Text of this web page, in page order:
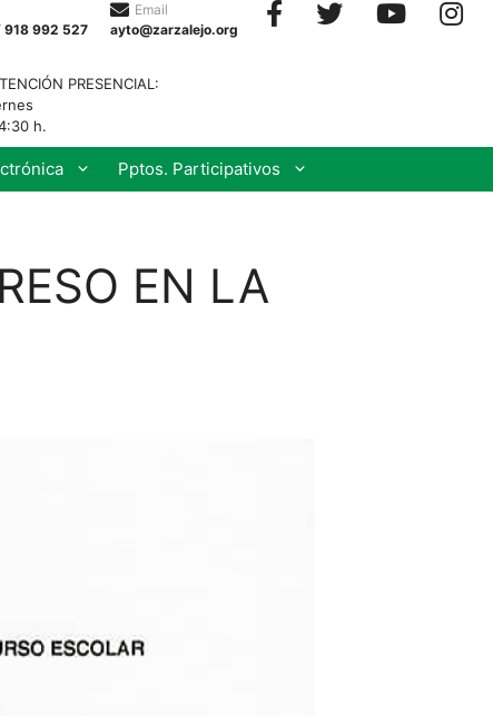
918 992 527
Email
ayto@zarzalejo.org
PRESENCIAL:
h.
Pptos. Participativos
EN LA